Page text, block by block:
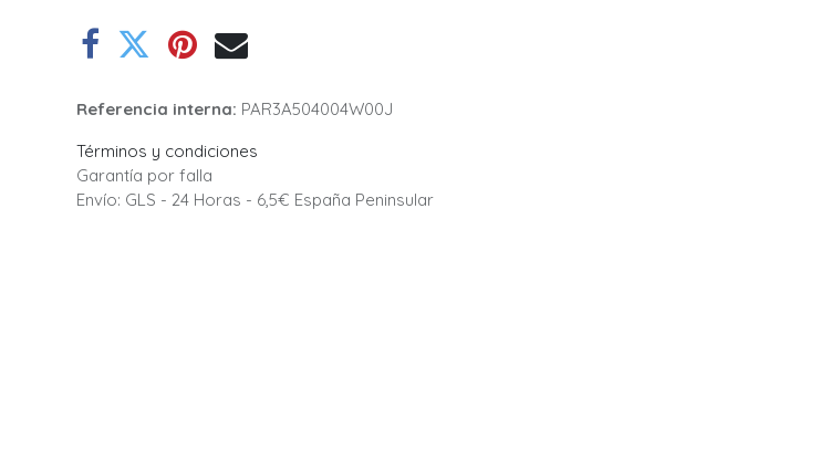
Referencia interna: PAR3A504004W00J
Términos y condiciones
Garantía por falla
Envío: GLS - 24 Horas - 6,5€ España Peninsular